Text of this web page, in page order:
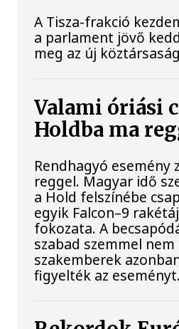
A Tisza-frakció
a parlament jövő
meg az új
Valami óriási
Holdba ma
Rendhagyó esemény
reggel. Magyar idő
a Hold felszínébe
egyik Falcon–9
fokozata. A
szabad szemmel
szakemberek
figyelték az eseményt.